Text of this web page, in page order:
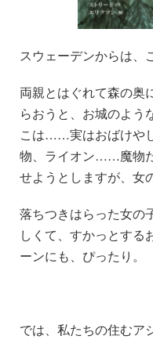
スウェーデンからは、
両親とはぐれて森の奥
らおうと、お城のよう
こは……実はおばけや
物、ライオン……魔物
せようとしますが、女
落ちつきはらった女の
しくて、すかっとする
ーンにも、ぴったり。
では、私たちの住むア